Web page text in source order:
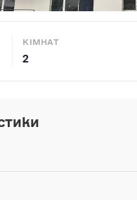
КІМНАТ
2